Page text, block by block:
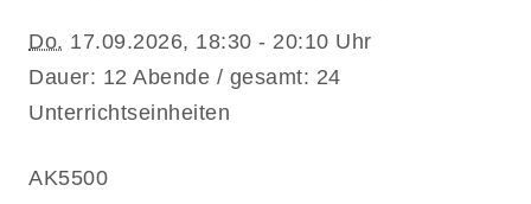
Do. 17.09.2026, 18:30 - 20:10 Uhr
Dauer: 12 Abende / gesamt: 24
Unterrichtseinheiten
AK5500